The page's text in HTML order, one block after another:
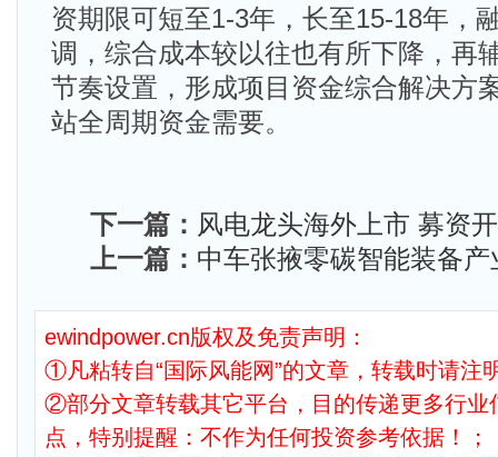
资期限可短至1-3年，长至15-18年，
调，综合成本较以往也有所下降，再
节奏设置，形成项目资金综合解决方
站全周期资金需要。
下一篇： 风电龙头海外上市 募资
上一篇： 中车张掖零碳智能装备
ewindpower.cn版权及免责声明：
①凡粘转自“国际风能网”的文章，转载时请注
②部分文章转载其它平台，目的传递更多行业
点，特别提醒：不作为任何投资参考依据！；